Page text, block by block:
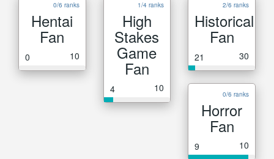
0/6 ranks
Hentai
Fan
0 10
1/4 ranks
High
Stakes
Game
Fan
4 10
2/6 ranks
Historical
Fan
21 30
0/6 ranks
Horror
Fan
9 10